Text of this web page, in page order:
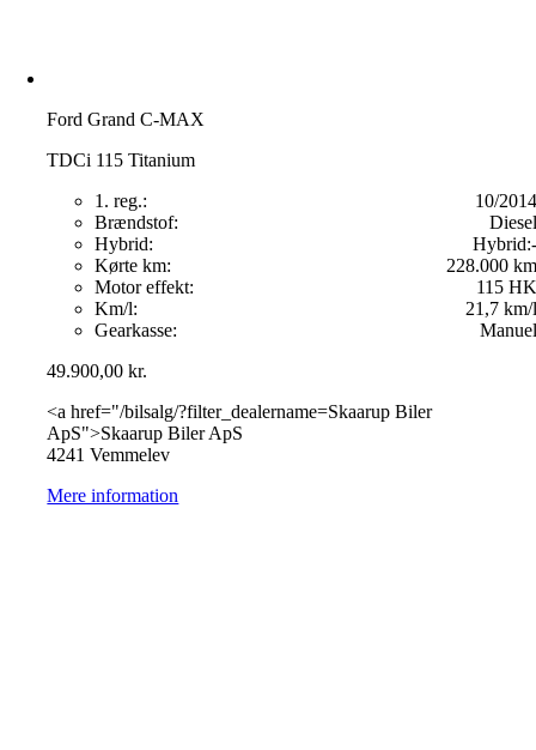
Ford Grand C-MAX
TDCi 115 Titanium
1. reg.:
10/2014
Brændstof:
Diesel
Hybrid:
Hybrid:-
Kørte km:
228.000 km
Motor effekt:
115 HK
Km/l:
21,7 km/l
Gearkasse:
Manuel
49.900,00kr.
<a href="/bilsalg/?filter_dealername=Skaarup Biler
ApS">Skaarup Biler ApS
4241 Vemmelev
Mere information